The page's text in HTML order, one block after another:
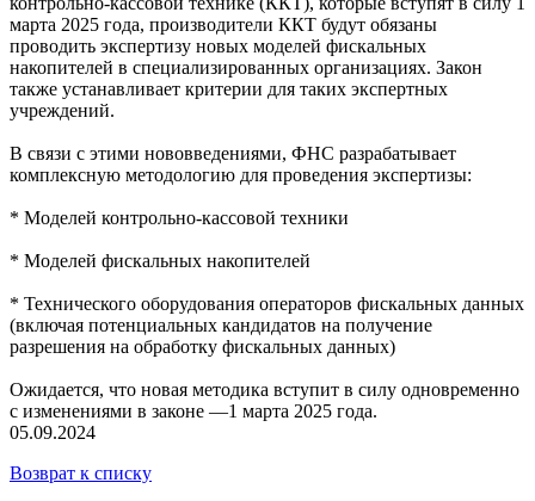
марта 2025 года, производители ККТ будут обязаны
проводить экспертизу новых моделей фискальных
накопителей в специализированных организациях. Закон
также устанавливает критерии для таких экспертных
учреждений.
В связи с этими нововведениями, ФНС разрабатывает
комплексную методологию для проведения экспертизы:
* Моделей контрольно-кассовой техники
* Моделей фискальных накопителей
* Технического оборудования операторов фискальных данных
(включая потенциальных кандидатов на получение
разрешения на обработку фискальных данных)
Ожидается, что новая методика вступит в силу одновременно
с изменениями в законе —1 марта 2025 года.
05.09.2024
Возврат к списку